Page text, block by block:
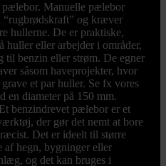
Manuelle pælebor
og kræver
hullerne. De er praktiske,
huller eller arbejder i områder,
til benzin eller strøm. De egner
såsom haveprojekter, hvor
et par huller. Se fx vores
en diameter på 150 mm.
benzindrevet pælebor er et
der gør det nemt at bore
Det er ideelt til større
af hegn, bygninger eller
og det kan bruges i